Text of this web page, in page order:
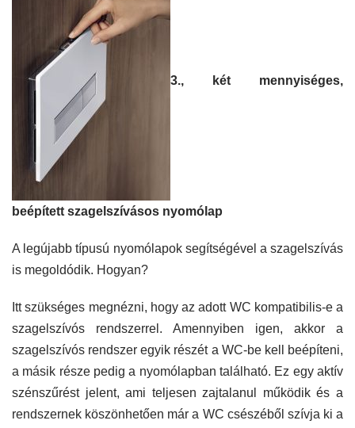
3., két mennyiséges,
beépített szagelszívásos nyomólap
A legújabb típusú nyomólapok segítségével a szagelszívás
is megoldódik. Hogyan?
Itt szükséges megnézni, hogy az adott WC kompatibilis-e a
szagelszívós rendszerrel. Amennyiben igen, akkor a
szagelszívós rendszer egyik részét a WC-be kell beépíteni,
a másik része pedig a nyomólapban található. Ez egy aktív
szénszűrést jelent, ami teljesen zajtalanul működik és a
rendszernek köszönhetően már a WC csészéből szívja ki a